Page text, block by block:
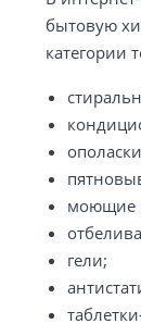
бытовую
категории
моющие
гели;